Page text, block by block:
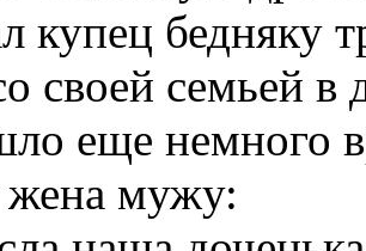
купец бедняку
своей семьей в
еще немного
жена мужу: